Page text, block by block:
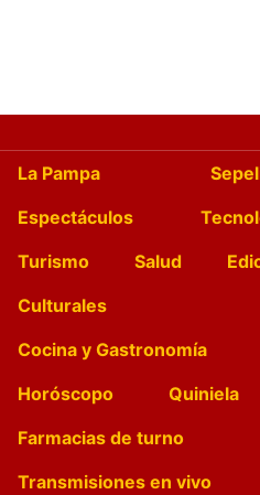
La Pampa
Espectáculos
Turismo
Salud
Culturales
Cocina y Gastronomía
Horóscopo
Quiniela
Farmacias de turno
Transmisiones en vivo